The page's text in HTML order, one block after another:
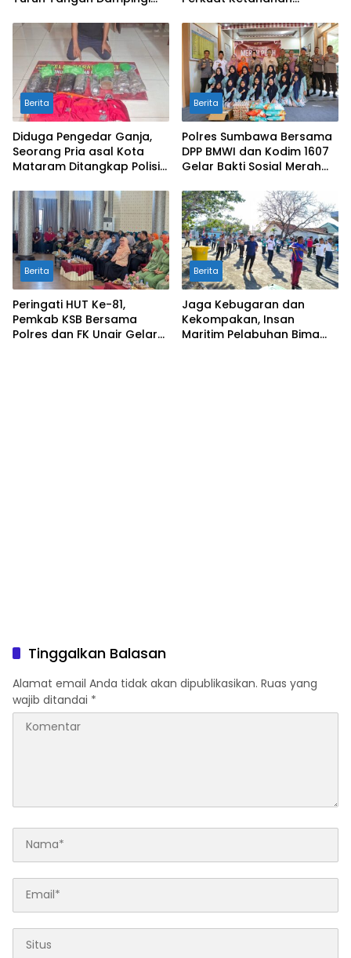
Bongkot
Berita
Diduga Pengedar Ganja,
Seorang Pria asal Kota
Mataram Ditangkap Polisi
Berita
Polres Sumbawa Bersama
DPP BMWI dan Kodim 1607
Gelar Bakti Sosial Merah
Hidayatullah
Berita
Peringati HUT Ke-81,
Pemkab KSB Bersama
Polres dan FK Unair Gelar
Berita
Jaga Kebugaran dan
Kekompakan, Insan
Maritim Pelabuhan Bima
Tinggalkan Balasan
Alamat email Anda tidak akan dipublikasikan. Ruas yang
wajib ditandai *